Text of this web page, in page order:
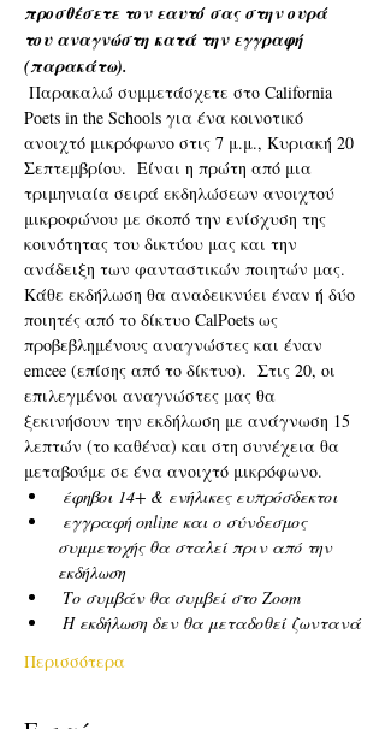
προσθέσετε τον εαυτό σας στην ουρά
του αναγνώστη κατά την εγγραφή
(παρακάτω).
Poets in the Schools για ένα κοινοτικό
ανοιχτό μικρόφωνο στις 7 μ.μ., Κυριακή 20
Σεπτεμβρίου.  Είναι η πρώτη από μια
τριμηνιαία σειρά εκδηλώσεων ανοιχτού
μικροφώνου με σκοπό την ενίσχυση της
κοινότητας του δικτύου μας και την
ανάδειξη των φανταστικών ποιητών μας.
Κάθε εκδήλωση θα αναδεικνύει έναν ή δύο
ποιητές από το δίκτυο CalPoets ως
προβεβλημένους αναγνώστες και έναν
emcee (επίσης από το δίκτυο).  Στις 20, οι
επιλεγμένοι αναγνώστες μας θα
ξεκινήσουν την εκδήλωση με ανάγνωση 15
λεπτών (το καθένα) και στη συνέχεια θα
μεταβούμε σε ένα ανοιχτό μικρόφωνο.
έφηβοι 14+ & ενήλικες ευπρόσδεκτοι
εγγραφή online και ο σύνδεσμος
συμμετοχής θα σταλεί πριν από την
εκδήλωση
Το συμβάν θα συμβεί στο Zoom
Η εκδήλωση δεν θα μεταδοθεί ζωντανά
Περισσότερα